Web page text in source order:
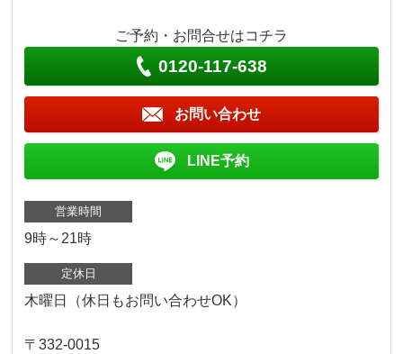
ご予約・お問合せはコチラ
0120-117-638
お問い合わせ
LINE予約
営業時間
9時～21時
定休日
木曜日（休日もお問い合わせOK）
〒332-0015